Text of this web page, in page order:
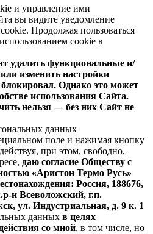
и управление ими
вы видите уведомление
Продолжая пользоваться
cookie в
удалить функциональные и/
изменить настройки
Однако это может
использования Сайта.
нельзя — без них Сайт не
данных
поле и нажимая кнопку
при этом, свободно,
даю согласие Обществу с
«Аристон Термо Русь»
Россия, 188676,
н Всеволожский, г.п.
ул. Индустриальная, д. 9 к. 1
данных в целях
со мной, в том числе, но